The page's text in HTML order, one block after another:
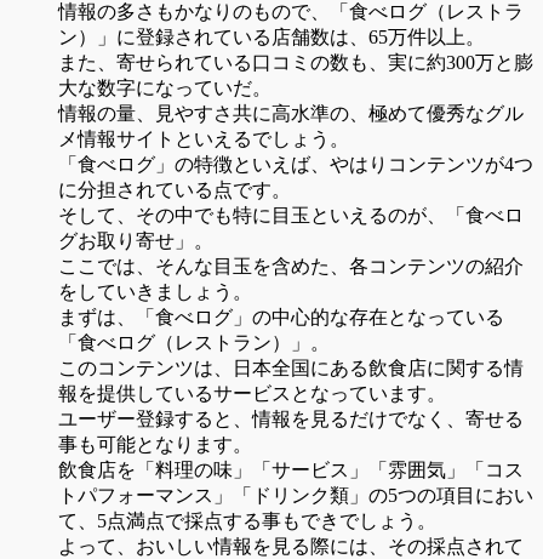
情報の多さもかなりのもので、「食べログ（レストラ
ン）」に登録されている店舗数は、65万件以上。
また、寄せられている口コミの数も、実に約300万と膨
大な数字になっていだ。
情報の量、見やすさ共に高水準の、極めて優秀なグル
メ情報サイトといえるでしょう。
「食べログ」の特徴といえば、やはりコンテンツが4つ
に分担されている点です。
そして、その中でも特に目玉といえるのが、「食べロ
グお取り寄せ」。
ここでは、そんな目玉を含めた、各コンテンツの紹介
をしていきましょう。
まずは、「食べログ」の中心的な存在となっている
「食べログ（レストラン）」。
このコンテンツは、日本全国にある飲食店に関する情
報を提供しているサービスとなっています。
ユーザー登録すると、情報を見るだけでなく、寄せる
事も可能となります。
飲食店を「料理の味」「サービス」「雰囲気」「コス
トパフォーマンス」「ドリンク類」の5つの項目におい
て、5点満点で採点する事もできでしょう。
よって、おいしい情報を見る際には、その採点されて